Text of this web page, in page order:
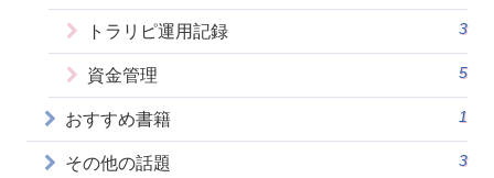
トラリピ運用記録 3
資金管理 5
おすすめ書籍 1
その他の話題 3